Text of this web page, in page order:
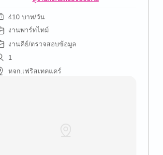
410 บาท/วัน
งานพาร์ทไทม์
งานคีย์/ตรวจสอบข้อมูล
1
หจก.เฟริสเทคแคร์